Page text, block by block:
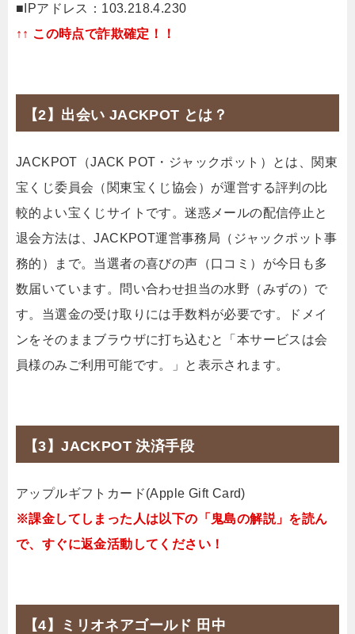
■IPアドレス：103.218.4.230
↑↑ この時点で詐欺確定！！
【2】出会い JACKPOT とは？
JACKPOT（JACK POT・ジャックポット）とは、関東
宝くじ委員会（関東宝くじ協会）が運営する評判の比
較的よい宝くじサイトです。迷惑メールの配信停止と
退会方法は、JACKPOT運営事務局（ジャックポット事
務的）まで。当選者の喜びの声（口コミ）が今日も多
数届いています。問い合わせ担当の水野（みずの）で
す。当選金の受け取りには手数料が必要です。ドメイ
ンをそのままブラウザに打ち込むと「本サービスは会
員様のみご利用可能です。」と表示されます。
【3】JACKPOT 決済手段
アップルギフトカード(Apple Gift Card)
※課金してしまった人は以下の「鬼島の解説」を読ん
で、すぐに返金活動してください！
【4】ミリオネアゴールド 田中